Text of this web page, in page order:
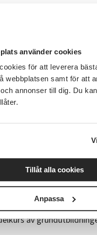
använder cookies
för att leverera
webbplatsen samt för att
annonser till dig. Du
Tillåt alla cookies
Anpassa
9-15 (Erik)
16-20 (Nahida)
9-18 (Nahida)
9-15 (Nahida)
16-20 (Erik)
9-18 (Erik)
för att bli antagen är
grundutbildningen eller
juridik för tolkar
av